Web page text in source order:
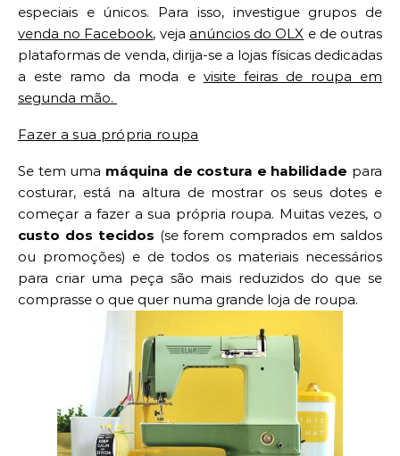
especiais e únicos. Para isso, investigue grupos de
venda no Facebook, veja anúncios do OLX e de outras
plataformas de venda, dirija-se a lojas físicas dedicadas
a este ramo da moda e visite feiras de roupa em
segunda mão.
Fazer a sua própria roupa
Se tem uma máquina de costura e habilidade para
costurar, está na altura de mostrar os seus dotes e
começar a fazer a sua própria roupa. Muitas vezes, o
custo dos tecidos (se forem comprados em saldos
ou promoções) e de todos os materiais necessários
para criar uma peça são mais reduzidos do que se
comprasse o que quer numa grande loja de roupa.